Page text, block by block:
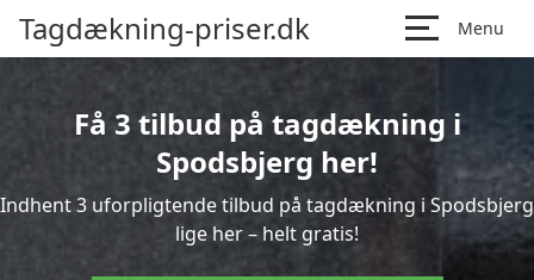
Tagdækning-priser.dk Menu
Få 3 tilbud på tagdækning i
Spodsbjerg her!
Indhent 3 uforpligtende tilbud på tagdækning i Spodsbjerg
lige her – helt gratis!